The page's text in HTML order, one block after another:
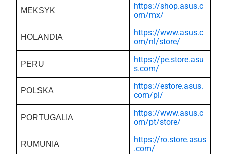
MEKSYK
https://shop.asus.c
om/mx/
HOLANDIA
https://www.asus.c
om/nl/store/
PERU
https://pe.store.asu
s.com/
POLSKA
https://estore.asus.
com/pl/
PORTUGALIA
https://www.asus.c
om/pt/store/
RUMUNIA
https://ro.store.asus
.com/